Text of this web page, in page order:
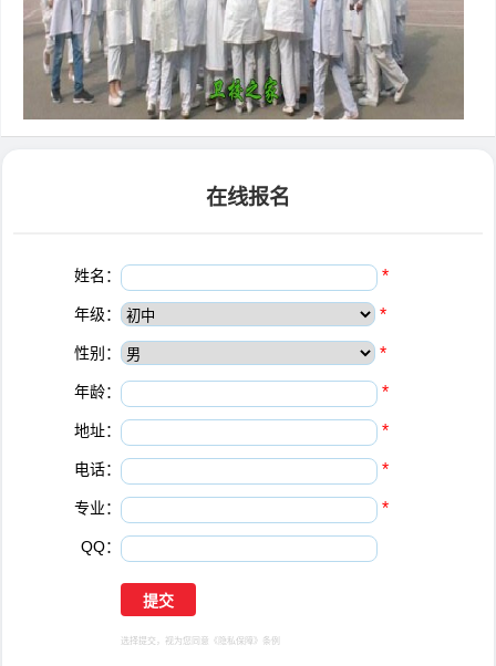
在线报名
姓名： *
年级： *
性别： *
年龄： *
地址： *
电话： *
专业： *
QQ：
选择提交，视为您同意 《隐私保障》 条例